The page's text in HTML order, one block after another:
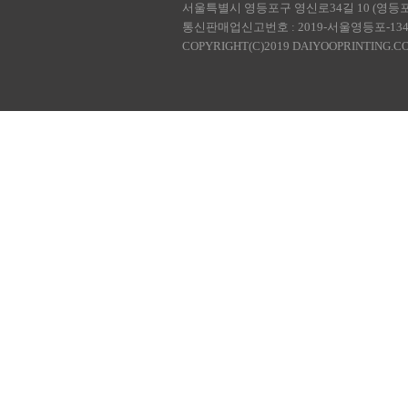
서울특별시 영등포구 영신로34길 10 (영등
통신판매업신고번호 : 2019-서울영등포-
COPYRIGHT(C)2019